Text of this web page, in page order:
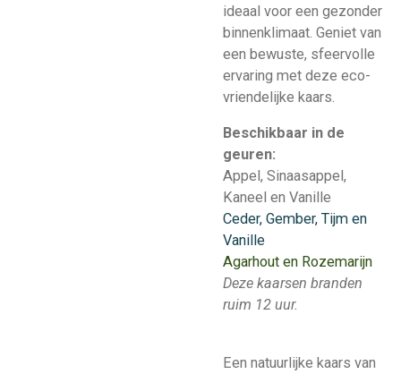
ideaal voor een gezonder
binnenklimaat. Geniet van
een bewuste, sfeervolle
ervaring met deze eco-
vriendelijke kaars.
Beschikbaar in de
geuren:
Appel, Sinaasappel,
Kaneel en Vanille
Ceder, Gember, Tijm en
Vanille
Agarhout en Rozemarijn
Deze kaarsen branden
ruim 12 uur.
Een natuurlijke kaars van